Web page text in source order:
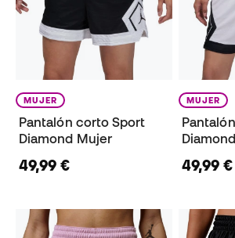
MUJER
Pantalón corto Sport
Diamond Mujer
49,99 €
MUJER
49,99 €